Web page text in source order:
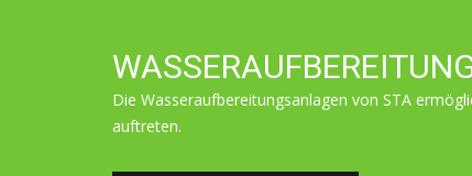
Die Wasseraufbereitungsanlagen von STA
auftreten.